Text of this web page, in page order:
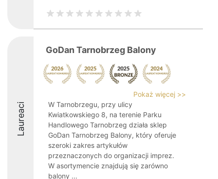
Laureaci
GoDan Tarnobrzeg Balony
Pokaż więcej >>
W Tarnobrzegu, przy ulicy
Kwiatkowskiego 8, na terenie Parku
Handlowego Tarnobrzeg działa sklep
GoDan Tarnobrzeg Balony, który oferuje
szeroki zakres artykułów
przeznaczonych do organizacji imprez.
W asortymencie znajdują się zarówno
balony ...